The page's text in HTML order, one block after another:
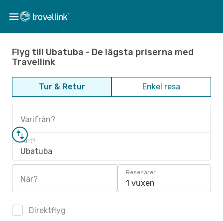
Flyg till Ubatuba - De lägsta priserna med
Travellink
Tur & Retur Enkel resa
Varifrån?
Vart?
Ubatuba
När?
Resenärer
1 vuxen
Direktflyg